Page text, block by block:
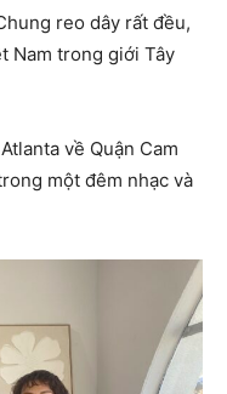
reo dây rất đều,
Nam trong giới Tây
về Quận Cam
một đêm nhạc và